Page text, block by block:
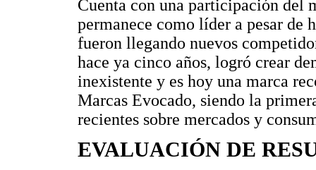
Cuenta con una participación del
permanece como líder a pesar de
fueron llegando nuevos
hace ya cinco años, logró crear
inexistente y es hoy una marca
Marcas Evocado, siendo la
recientes sobre mercados y
EVALUACIÓN DE